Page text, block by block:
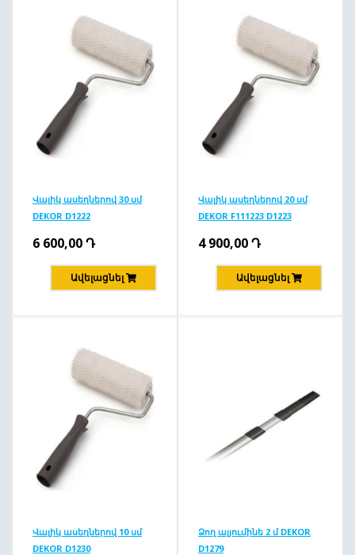
Վալիկ ասեղներով 30 սմ
DEKOR D1222
6 600,00Դ
Ավելացնել
Վալիկ ասեղներով 20 սմ
DEKOR F111223 D1223
4 900,00Դ
Ավելացնել
Վալիկ ասեղներով 10 սմ
DEKOR D1230
Ձող ալյումինե 2 մ DEKOR
D1279